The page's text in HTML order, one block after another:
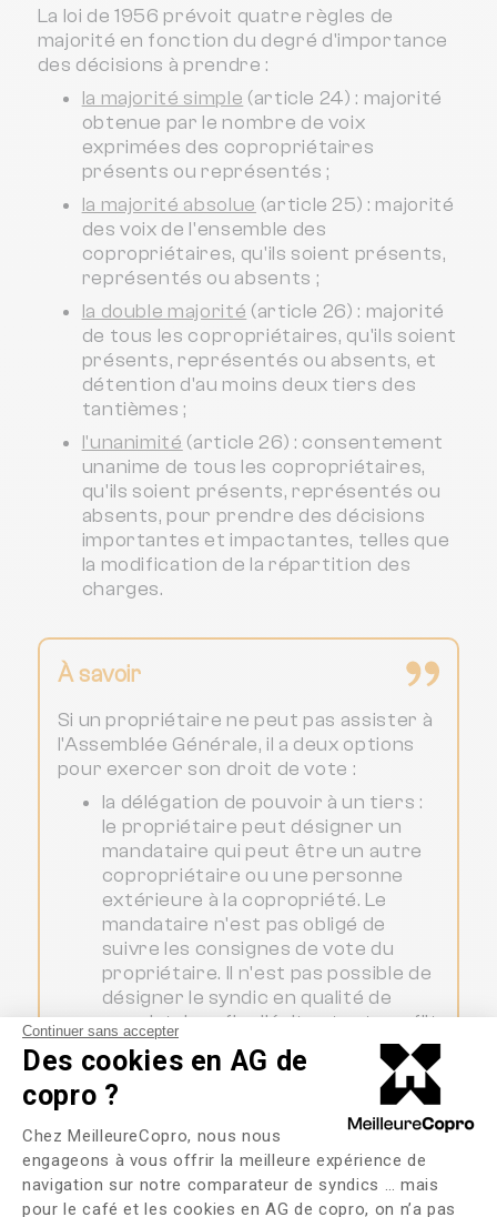
Continuer sans accepter
Des cookies en AG de
copro ?
Plateforme de Gestion du
Chez MeilleureCopro, nous nous
engageons à vous offrir la meilleure expérience de
navigation sur notre comparateur de syndics … mais
pour le café et les cookies en AG de copro, on n’a pas
Axeptio consent
La loi de 1956 prévoit quatre règles de
majorité en fonction du degré d'importance
des décisions à prendre :
la majorité simple (article 24) : majorité
obtenue par le nombre de voix
exprimées des copropriétaires
présents ou représentés ;
la majorité absolue (article 25) : majorité
des voix de l'ensemble des
copropriétaires, qu'ils soient présents,
représentés ou absents ;
la double majorité (article 26) : majorité
de tous les copropriétaires, qu'ils soient
présents, représentés ou absents, et
détention d'au moins deux tiers des
tantièmes ;
l'unanimité (article 26) : consentement
unanime de tous les copropriétaires,
qu'ils soient présents, représentés ou
absents, pour prendre des décisions
importantes et impactantes, telles que
la modification de la répartition des
charges.
À savoir
Si un propriétaire ne peut pas assister à
l'Assemblée Générale, il a deux options
pour exercer son droit de vote :
la délégation de pouvoir à un tiers :
le propriétaire peut désigner un
mandataire qui peut être un autre
copropriétaire ou une personne
extérieure à la copropriété. Le
mandataire n'est pas obligé de
suivre les consignes de vote du
propriétaire. Il n'est pas possible de
désigner le syndic en qualité de
mandataire afin d'éviter tout conflit
d'intérêt ;
le vote en amont de l'Assemblée
Générale par correspondance en
utilisant le formulaire de vote par
correspondance inclus dans la
convocation transmise par le
syndic. Pour que le vote soit pris en